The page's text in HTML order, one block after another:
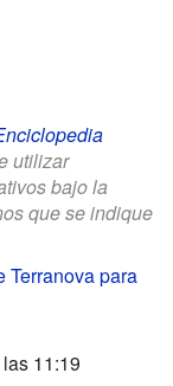
utilizar
bajo la
que se indique
Terranova para
11:19